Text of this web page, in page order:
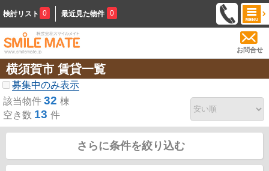
検討リスト 0 最近見た物件 0
お問合せ
横須賀市 賃貸一覧
募集中のみ表示
該当物件 32 棟
空き数 13 件
さらに条件を絞り込む